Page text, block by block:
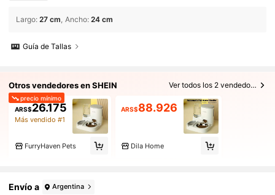
Largo: 27 cm Ancho: 24 cm
Guía de Tallas
Otros vendedores en SHEIN Ver todos los 2 vendedores
precio mínimo
ARS$26.175
Más vendido #1
FurryHaven Pets
ARS$88.926
Dila Home
Envío a Argentina